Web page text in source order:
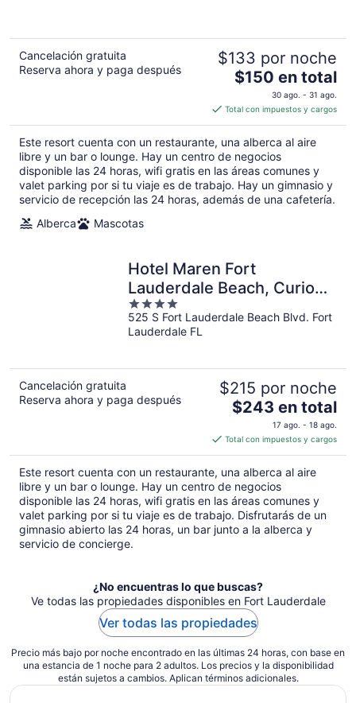
Cancelación gratuita
Reserva ahora y paga después
$133 por noche
El
es
de
$150
en
total
por
noche
$150 en total
30 ago. - 31 ago.
Total con impuestos y cargos
Este resort cuenta con un restaurante, una alberca al aire
libre y un bar o lounge. Hay un centro de negocios
disponible las 24 horas, wifi gratis en las áreas comunes y
valet parking por si tu viaje es de trabajo. Hay un gimnasio y
servicio de recepción las 24 horas, además de una cafetería.
Alberca
Mascotas
Hotel Maren Fort
Lauderdale Beach, Curio
Collection by Hilton
4
out
of
525 S Fort Lauderdale Beach Blvd. Fort
Lauderdale FL
Cancelación gratuita
Reserva ahora y paga después
$215 por noche
El
es
de
$243
en
total
por
noche
$243 en total
17 ago. - 18 ago.
Total con impuestos y cargos
Este resort cuenta con un restaurante, una alberca al aire
libre y un bar o lounge. Hay un centro de negocios
disponible las 24 horas, wifi gratis en las áreas comunes y
valet parking por si tu viaje es de trabajo. Disfrutarás de un
gimnasio abierto las 24 horas, un bar junto a la alberca y
servicio de concierge.
¿No encuentras lo que buscas?
Ve todas las propiedades disponibles en Fort Lauderdale
Ver todas las propiedades
Precio más bajo por noche encontrado en las últimas 24 horas, con base en
una estancia de 1 noche para 2 adultos. Los precios y la disponibilidad
están sujetos a cambios. Aplican términos adicionales.